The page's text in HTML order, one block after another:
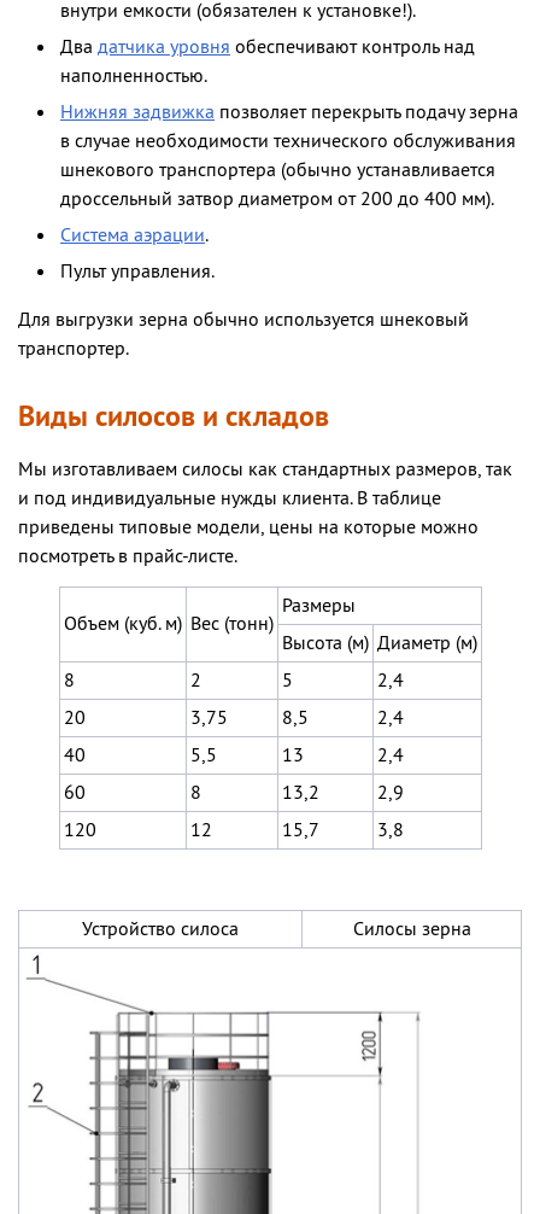
внутри емкости (обязателен к установке!).
Два датчика уровня обеспечивают контроль над
наполненностью.
Нижняя задвижка позволяет перекрыть подачу зерна
в случае необходимости технического обслуживания
шнекового транспортера (обычно устанавливается
дроссельный затвор диаметром от 200 до 400 мм).
Система аэрации.
Пульт управления.
Для выгрузки зерна обычно используется шнековый
транспортер.
Виды силосов и складов
Мы изготавливаем силосы как стандартных размеров, так
и под индивидуальные нужды клиента. В таблице
приведены типовые модели, цены на которые можно
посмотреть в прайс-листе.
Объем (куб. м) Вес (тонн)
Размеры
Высота (м) Диаметр (м)
8
2 5
2,4
20
3,75 8,5
2,4
40
5,5 13
2,4
60
8 13,2
2,9
120
12 15,7 3,8
Устройство силоса Силосы зерна